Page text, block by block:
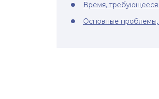
Время,
Основные